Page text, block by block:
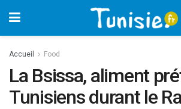
Accueil Food
La Bsissa, aliment
Tunisiens durant le